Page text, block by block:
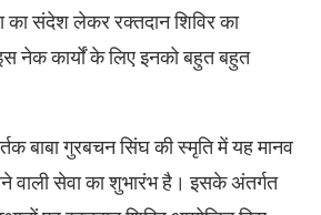
का संदेश लेकर रक्तदान शिविर का
नेक कार्यों के लिए इनको बहुत बहुत
बाबा गुरबचन सिंघ की स्मृति में यह मानव
वाली सेवा का शुभारंभ है। इसके अंतर्गत